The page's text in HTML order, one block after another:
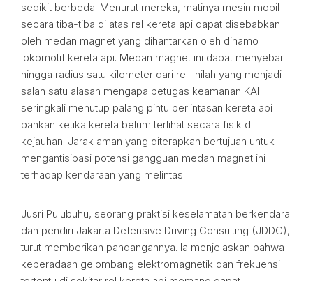
sedikit berbeda. Menurut mereka, matinya mesin mobil
secara tiba-tiba di atas rel kereta api dapat disebabkan
oleh medan magnet yang dihantarkan oleh dinamo
lokomotif kereta api. Medan magnet ini dapat menyebar
hingga radius satu kilometer dari rel. Inilah yang menjadi
salah satu alasan mengapa petugas keamanan KAI
seringkali menutup palang pintu perlintasan kereta api
bahkan ketika kereta belum terlihat secara fisik di
kejauhan. Jarak aman yang diterapkan bertujuan untuk
mengantisipasi potensi gangguan medan magnet ini
terhadap kendaraan yang melintas.
Jusri Pulubuhu, seorang praktisi keselamatan berkendara
dan pendiri Jakarta Defensive Driving Consulting (JDDC),
turut memberikan pandangannya. Ia menjelaskan bahwa
keberadaan gelombang elektromagnetik dan frekuensi